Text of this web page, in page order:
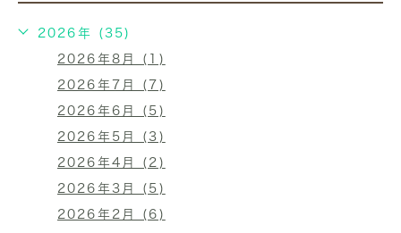
2026年 (35)
2026年8月 (1)
2026年7月 (7)
2026年6月 (5)
2026年5月 (3)
2026年4月 (2)
2026年3月 (5)
2026年2月 (6)